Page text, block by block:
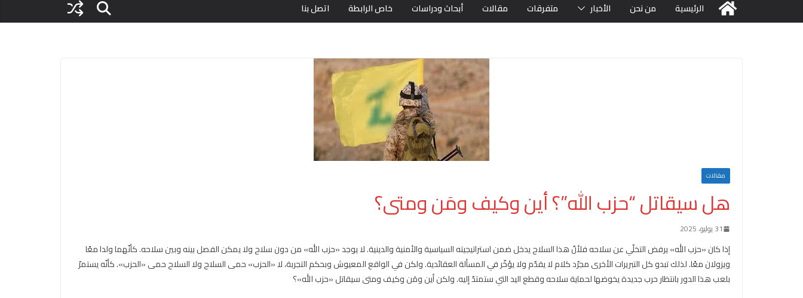
الرئيسية من نحن الأخبار متفرقات مقالات أبحاث ودراسات خاص الرابطة اتصل بنا
مقالات
هل سيقاتل “حزب الله”؟ أين وكيف ومَن ومتى؟
31 يوليو، 2025
إذا كان «حزب الله» يرفض التخلّي عن سلاحه فلأنّ هذا السلاح يدخل ضمن استراتيجيته السياسية والأمنية والدينية. لا يوجد «حزب الله» من دون سلاح ولا يمكن الفصل بينه وبين سلاحه. كأنّهما ولدا معًا
ويزولان معًا. لذلك تبدو كل التبريرات الأخرى مجرّد كلام لا يقدّم ولا يؤخّر في المسألة العقائدية. ولكن في الواقع المعيوش وبحكم التجربة، لا «الحزب» حمى السلاح ولا السلاح حمى «الحزب». كأنّه يستمرّ
بلعب هذا الدور بانتظار حرب جديدة يخوضها لحماية سلاحه وقطع اليد التي ستمتدّ إليه. ولكن أين ومَن وكيف ومتى سيقاتل «حزب الله»؟